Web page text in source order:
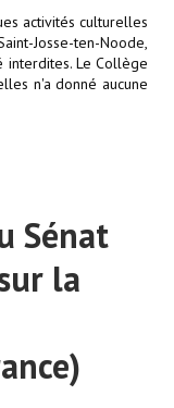
activités culturelles
Josse-ten-Noode,
interdites. Le Collège
n'a donné aucune
Sénat
la